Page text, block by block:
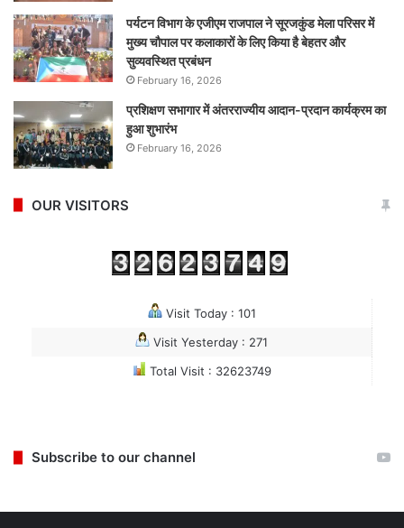
पर्यटन विभाग के एजीएम राजपाल ने सूरजकुंड मेला परिसर में
मुख्य चौपाल पर कलाकारों के लिए किया है बेहतर और
सुव्यवस्थित प्रबंधन
February 16, 2026
प्रशिक्षण सभागार में अंतरराज्यीय आदान-प्रदान कार्यक्रम का
हुआ शुभारंभ
February 16, 2026
OUR VISITORS
Visit Today : 101
Visit Yesterday : 271
Total Visit : 32623749
Subscribe to our channel